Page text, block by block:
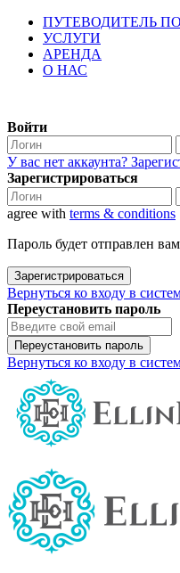
ПУТЕВОДИТЕЛЬ
УСЛУГИ
АРЕНДА
О НАС
Войти
У вас нет аккаунта?
Зарегистрироваться
agree with terms & conditions
Пароль будет отправлен
Зарегистрироваться
Вернуться ко входу в
Переустановить пароль
Переустановить пароль
Вернуться ко входу в